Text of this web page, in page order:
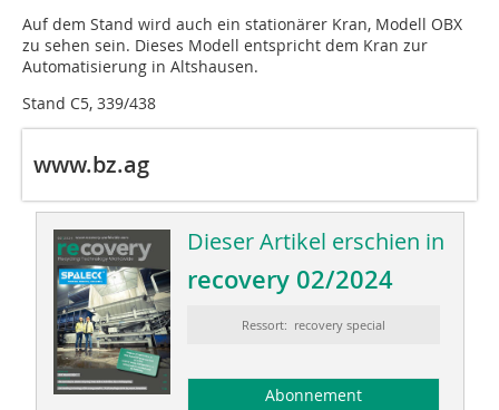
Auf dem Stand wird auch ein stationärer Kran, Modell OBX
zu sehen sein. Dieses Modell entspricht dem Kran zur
Automatisierung in Altshausen.
Stand C5, 339/438
www.bz.ag
Dieser Artikel erschien in
recovery 02/2024
Ressort: recovery special
Abonnement